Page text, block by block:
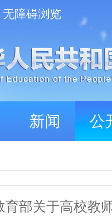
无障碍浏览
新闻 公
育部关于高校教